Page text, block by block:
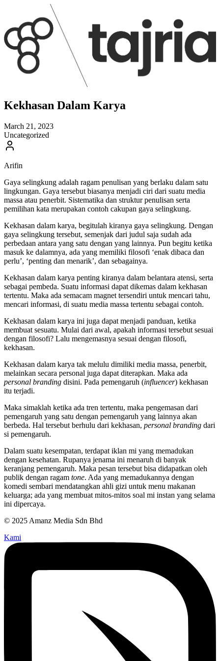
Kekhasan Dalam Karya
March 21, 2023
Uncategorized
Arifin
Gaya selingkung adalah ragam penulisan yang berlaku dalam satu
lingkungan. Gaya tersebut biasanya menjadi ciri dari suatu media
massa atau penerbit. Sistematika dan struktur penulisan serta
pemilihan kata merupakan contoh cakupan gaya selingkung.
Kekhasan dalam karya, begitulah kiranya gaya selingkung. Dengan
gaya selingkung tersebut, semenjak dari judul saja sudah ada
perbedaan antara yang satu dengan yang lainnya. Pun begitu ketika
masuk ke dalamnya, ada yang memiliki filosofi ‘enak dibaca dan
perlu’, ‘penting dan menarik’, dan sebagainya.
Kekhasan dalam karya penting kiranya dalam belantara atensi, serta
sebagai pembeda. Suatu informasi dapat dikemas dalam kekhasan
tertentu. Maka ada semacam magnet tersendiri untuk mencari tahu,
mencari informasi, di suatu media massa tertentu sebagai contoh.
Kekhasan dalam karya ini juga dapat menjadi panduan, ketika
membuat sesuatu. Mulai dari awal, apakah informasi tersebut sesuai
dengan filosofi? Lalu mengemasnya sesuai dengan filosofi,
kekhasan.
Kekhasan dalam karya tak melulu dimiliki media massa, penerbit,
melainkan secara personal juga dapat diterapkan. Maka ada
personal branding disini. Pada pemengaruh (influencer) kekhasan
itu terjadi.
Maka simaklah ketika ada tren tertentu, maka pengemasan dari
pemengaruh yang satu dengan pemengaruh yang lainnya akan
berbeda. Hal tersebut berhulu dari kekhasan, personal branding dari
si pemengaruh.
Dalam suatu kesempatan, terdapat iklan mi yang memadukan
dengan kesehatan. Rupanya jenama ini menaruh di banyak
keranjang pemengaruh. Maka pesan tersebut bisa didapatkan oleh
publik dengan ragam tone. Ada yang memadukannya dengan
komedi sembari mendatangkan ahli gizi untuk menu makanan
keluarga; ada yang membuat mitos-mitos soal mi instan yang selama
ini dipercaya.
© 2025 Amanz Media Sdn Bhd
Kami